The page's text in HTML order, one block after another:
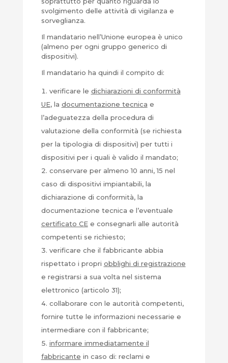
svolgimento delle attività di vigilanza e
sorveglianza.
Il mandatario nell’Unione europea è unico
(almeno per ogni gruppo generico di
dispositivi).
Il mandatario ha quindi il compito di:
verificare le dichiarazioni di conformità
UE, la documentazione tecnica e
l’adeguatezza della procedura di
valutazione della conformità (se richiesta
per la tipologia di dispositivi) per tutti i
dispositivi per i quali è valido il mandato;
conservare per almeno 10 anni, 15 nel
caso di dispositivi impiantabili, la
dichiarazione di conformità, la
documentazione tecnica e l’eventuale
certificato CEe consegnarli alle autorità
competenti se richiesto;
verificare che il fabbricante abbia
rispettato i propri obblighi di registrazione
e registrarsi a sua volta nel sistema
elettronico (articolo 31);
collaborare con le autorità competenti,
fornire tutte le informazioni necessarie e
intermediare con il fabbricante;
informare immediatamente il
fabbricante in caso di: reclami e